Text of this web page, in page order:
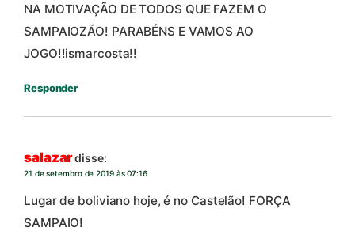
NA MOTIVAÇÃO DE TODOS QUE FAZEM O
SAMPAIOZÃO! PARABÉNS E VAMOS AO
JOGO!!ismarcosta!!
Responder
salazardisse:
21 de setembro de 2019 às 07:16
Lugar de boliviano hoje, é no Castelão! FORÇA
SAMPAIO!